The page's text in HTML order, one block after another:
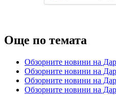
Още по темата
Обзорните новини на
Обзорните новини на
Обзорните новини на
Обзорните новини на